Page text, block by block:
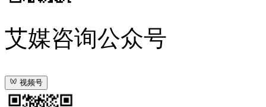
艾媒咨询公众号
视频号